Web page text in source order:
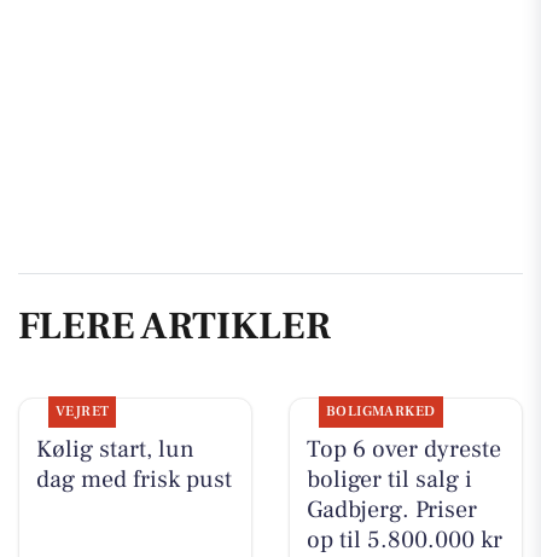
FLERE ARTIKLER
VEJRET
Kølig start, lun
dag med frisk pust
BOLIGMARKED
Top 6 over dyreste
boliger til salg i
Gadbjerg. Priser
op til 5.800.000 kr